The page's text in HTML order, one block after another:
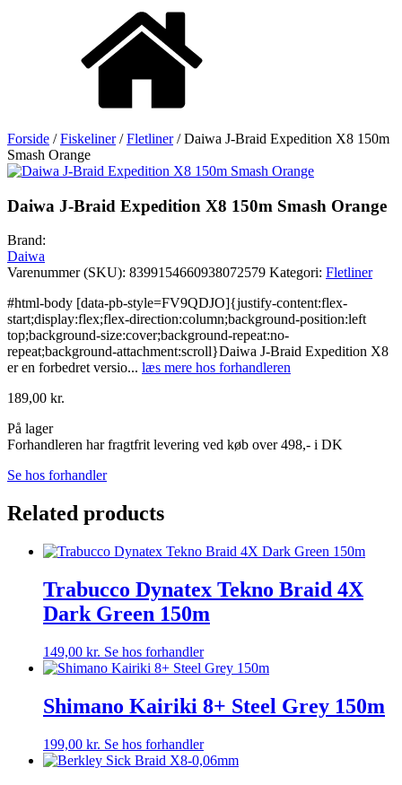
Forside /Fiskeliner/Fletliner/ Daiwa J-Braid Expedition X8 150m
Smash Orange
Daiwa J-Braid Expedition X8 150m Smash Orange
Brand:
Daiwa
Varenummer (SKU): 8399154660938072579 Kategori: Fletliner
#html-body [data-pb-style=FV9QDJO]{justify-content:flex-
start;display:flex;flex-direction:column;background-position:left
top;background-size:cover;background-repeat:no-
repeat;background-attachment:scroll}Daiwa J-Braid Expedition X8
er en forbedret versio... læs mere hos forhandleren
189,00 kr.
På lager
Forhandleren har fragtfrit levering ved køb over 498,- i DK
Se hos forhandler
Related products
Trabucco Dynatex Tekno Braid 4X
Dark Green 150m
149,00 kr. Se hos forhandler
Shimano Kairiki 8+ Steel Grey 150m
199,00 kr. Se hos forhandler